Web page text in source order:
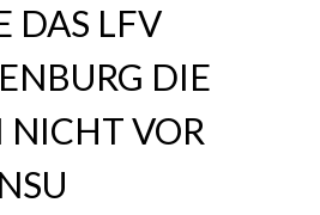
DAS LFV
DIE
NICHT VOR